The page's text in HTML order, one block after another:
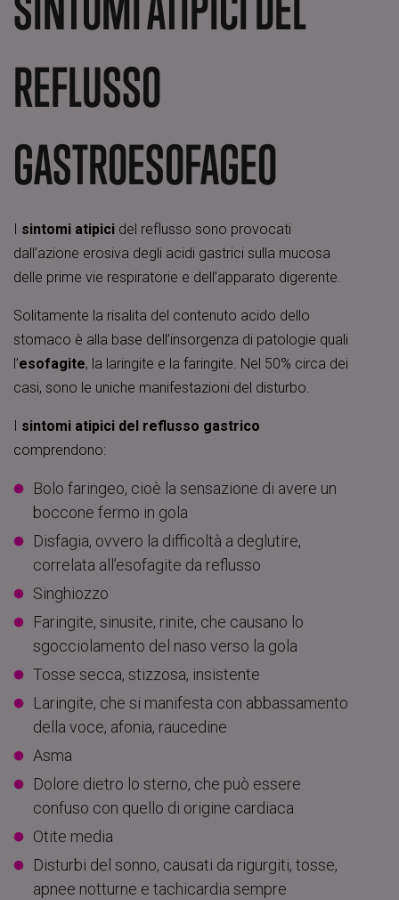
REFLUSSO
GASTROESOFAGEO
sintomi atipici del reflusso sono provocati
dall’azione erosiva degli acidi gastrici sulla mucosa
delle prime vie respiratorie e dell’apparato digerente.
Solitamente la risalita del contenuto acido dello
stomaco è alla base dell’insorgenza di patologie quali
l’esofagite, la laringite e la faringite. Nel 50% circa dei
casi, sono le uniche manifestazioni del disturbo.
sintomi atipici del reflusso gastrico
comprendono:
Bolo faringeo, cioè la sensazione di avere un
boccone fermo in gola
Disfagia, ovvero la difficoltà a deglutire,
correlata all’esofagite da reflusso
Singhiozzo
Faringite, sinusite, rinite, che causano lo
sgocciolamento del naso verso la gola
Tosse secca, stizzosa, insistente
Laringite, che si manifesta con abbassamento
della voce, afonia, raucedine
Asma
Dolore dietro lo sterno, che può essere
confuso con quello di origine cardiaca
Otite media
Disturbi del sonno, causati da rigurgiti, tosse,
apnee notturne e tachicardia sempre